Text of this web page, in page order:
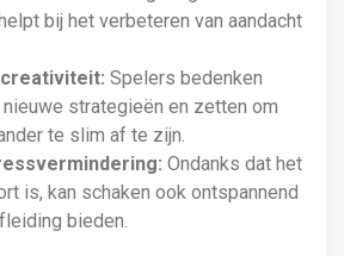
bij het verbeteren van aandacht
Spelers bedenken
strategieën en zetten om
te slim af te zijn.
Ondanks dat het
is, kan schaken ook ontspannend
bieden.